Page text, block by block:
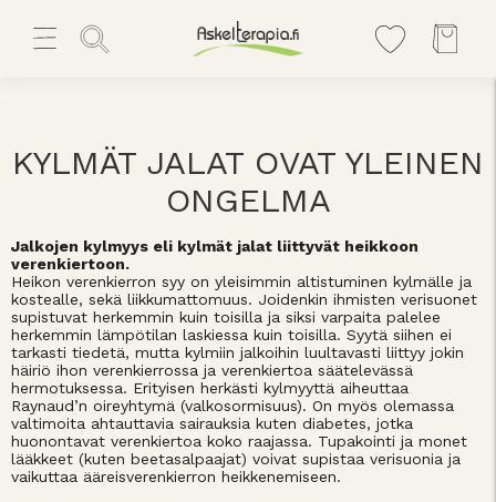
KYLMÄT JALAT OVAT YLEINEN
ONGELMA
Jalkojen kylmyys eli kylmät jalat liittyvät heikkoon
verenkiertoon.
Heikon verenkierron syy on yleisimmin altistuminen kylmälle ja
kostealle, sekä liikkumattomuus. Joidenkin ihmisten verisuonet
supistuvat herkemmin kuin toisilla ja siksi varpaita palelee
herkemmin lämpötilan laskiessa kuin toisilla. Syytä siihen ei
tarkasti tiedetä, mutta kylmiin jalkoihin luultavasti liittyy jokin
häiriö ihon verenkierrossa ja verenkiertoa säätelevässä
hermotuksessa. Erityisen herkästi kylmyyttä aiheuttaa
Raynaud’n oireyhtymä (valkosormisuus). On myös olemassa
valtimoita ahtauttavia sairauksia kuten diabetes, jotka
huonontavat verenkiertoa koko raajassa. Tupakointi ja monet
lääkkeet (kuten beetasalpaajat) voivat supistaa verisuonia ja
vaikuttaa ääreisverenkierron heikkenemiseen.